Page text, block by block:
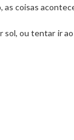
as coisas
ou tentar ir